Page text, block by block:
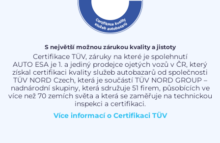
S největší možnou zárukou kvality a jistoty
Certifikace TÜV, záruky na které je spolehnutí
AUTO ESA je 1. a jediný prodejce ojetých vozů v ČR, který
získal certifikaci kvality služeb autobazarů od společnosti
TÜV NORD Czech, která je součástí TÜV NORD GROUP –
nadnárodní skupiny, která sdružuje 51 firem, působících ve
více než 70 zemích světa a která se zaměřuje na technickou
inspekci a certifikaci.
Více informací o Certifikaci TÜV